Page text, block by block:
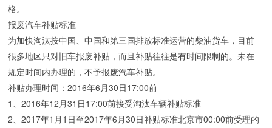
格。
报废汽车补贴标准
为加快淘汰按中国、中国和第三国排放标准运营的柴油货车，目前
很多地区只对旧车报废补贴，而且补贴往往是有时间限制的。未在
规定时间内办理的，不予报废汽车补贴。
补贴办理时间：2016年6月30日17:00前
1、2016年12月31日17:00前接受淘汰车辆补贴标准
2、2017年1月1日至2017年6月30日补贴标准北京市00:00前受理的